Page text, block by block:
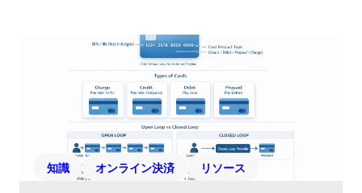
知識 オンライン決済 リソース